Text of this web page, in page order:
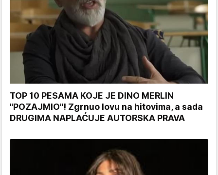
TOP 10 PESAMA KOJE JE DINO MERLIN
"POZAJMIO"! Zgrnuo lovu na hitovima, a sada
DRUGIMA NAPLAĆUJE AUTORSKA PRAVA